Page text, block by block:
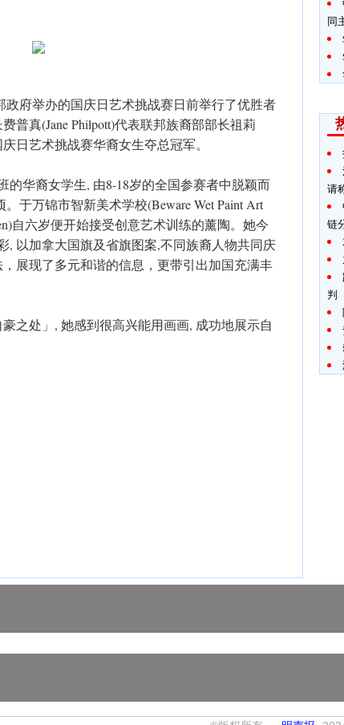
政府举办的国庆日艺术挑战赛日前举行了优胜者
普真(Jane Philpott)代表联邦族裔部部长祖莉
日艺术挑战赛华裔女生夺总冠军。
的华裔女学生, 由8-18岁的全国参赛者中脱颖而
于万锦市智新美术学校(Beware Wet Paint Art
自六岁便开始接受创意艺术训练的薰陶。她今
, 以加拿大国旗及省旗图案,不同族裔人物共同庆
展现了多元和谐的信息，更带引出加国充满丰
之处」, 她感到很高兴能用画画, 成功地展示自
同
请
链
判